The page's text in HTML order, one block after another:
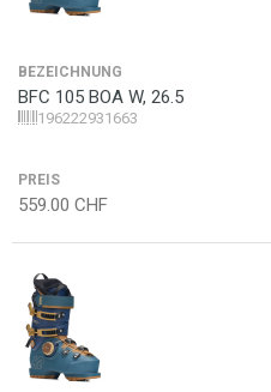
BEZEICHNUNG
BFC 105 BOA W, 26.5
196222931663
PREIS
559.00 CHF